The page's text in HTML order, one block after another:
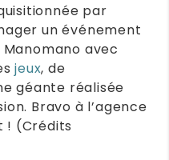
par
un événement
avec
jeux, de
géante réalisée
Bravo à l’agence
! (Crédits